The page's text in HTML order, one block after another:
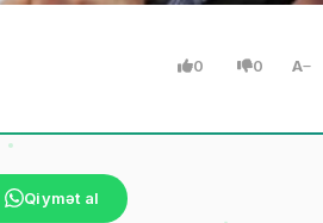
0 0 A
Qiymət al